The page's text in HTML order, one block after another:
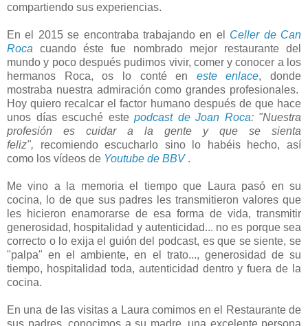
compartiendo sus experiencias.
En el 2015 se encontraba trabajando en el Celler de Can
Roca cuando éste fue nombrado mejor restaurante del
mundo y poco después pudimos vivir, comer y conocer a los
hermanos Roca, os lo conté en este enlace, donde
mostraba nuestra admiración como grandes profesionales.
Hoy quiero recalcar el factor humano después de que hace
unos días escuché este podcast de Joan Roca: "Nuestra
profesión es cuidar a la gente y que se sienta
feliz", recomiendo escucharlo sino lo habéis hecho, así
como los vídeos de Youtube de BBV.
Me vino a la memoria el tiempo que Laura pasó en su
cocina, lo de que sus padres les transmitieron valores que
les hicieron enamorarse de esa forma de vida, transmitir
generosidad, hospitalidad y autenticidad... no es porque sea
correcto o lo exija el guión del podcast, es que se siente, se
"palpa" en el ambiente, en el trato..., generosidad de su
tiempo, hospitalidad toda, autenticidad dentro y fuera de la
cocina.
En una de las visitas a Laura comimos en el Restaurante de
sus padres, conocimos a su madre, una excelente persona